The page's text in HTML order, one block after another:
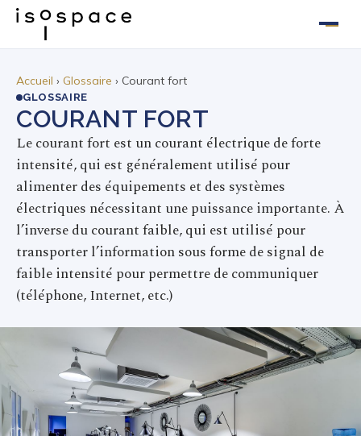
au
contenu
Accueil › Glossaire › Courant fort
GLOSSAIRE
COURANT FORT
Le courant fort est un courant électrique de forte
intensité, qui est généralement utilisé pour
alimenter des équipements et des systèmes
électriques nécessitant une puissance importante. À
l’inverse du courant faible, qui est utilisé pour
transporter l’information sous forme de signal de
faible intensité pour permettre de communiquer
(téléphone, Internet, etc.)